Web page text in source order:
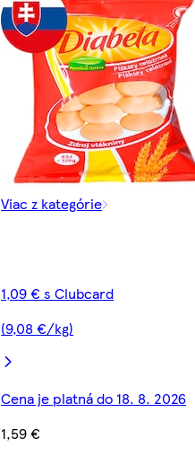
Viac z kategórie
1,09 € s Clubcard
(9,08 €/kg)
Cena je platná do 18. 8. 2026
1,59 €